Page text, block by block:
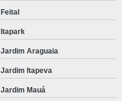
Feital
Itapark
Jardim Araguaia
Jardim Itapeva
Jardim Mauá